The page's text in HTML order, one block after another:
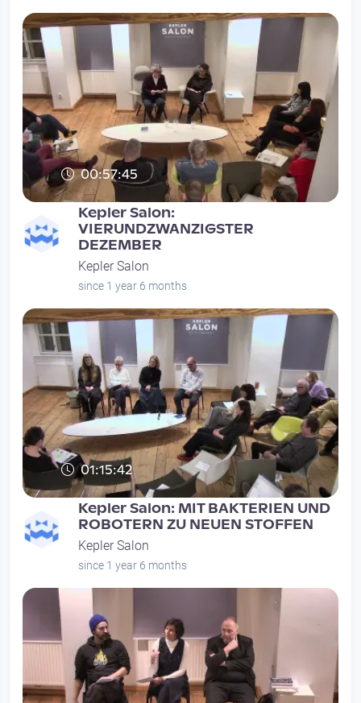
00:57:45
Kepler Salon:
VIERUNDZWANZIGSTER
DEZEMBER
Kepler Salon
since 1 year 6 months
01:15:42
Kepler Salon: MIT BAKTERIEN UND
ROBOTERN ZU NEUEN STOFFEN
Kepler Salon
since 1 year 6 months